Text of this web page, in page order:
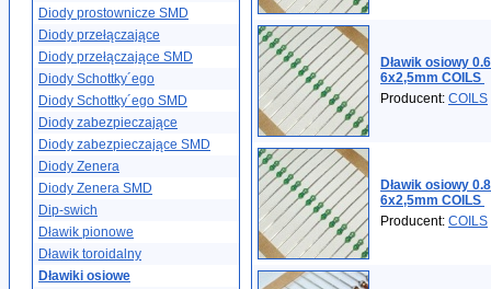
Diody prostownicze SMD
Diody przełączające
Diody przełączające SMD
Diody Schottky´ego
Diody Schottky´ego SMD
Diody zabezpieczające
Diody zabezpieczające SMD
Diody Zenera
Diody Zenera SMD
Dip-swich
Dławik pionowe
Dławik toroidalny
Dławiki osiowe
Dławik osiowy
6x2,5mm COILS
Producent: COILS
Dławik osiowy
6x2,5mm COILS
Producent: COILS